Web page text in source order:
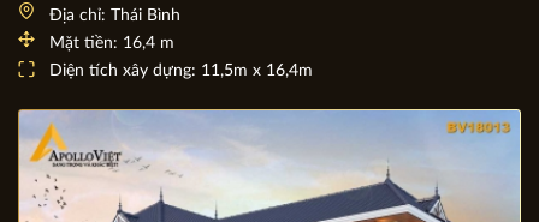
Địa chỉ: Thái Bình
Mặt tiền: 16,4 m
Diện tích xây dựng: 11,5m x 16,4m